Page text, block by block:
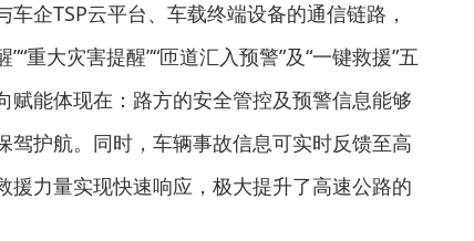
企TSP云平台、车载终端设备的通信链路，
重大灾害提醒”“匝道汇入预警”及“一键救援”五
赋能体现在：路方的安全管控及预警信息能够
驾护航。同时，车辆事故信息可实时反馈至高
援力量实现快速响应，极大提升了高速公路的